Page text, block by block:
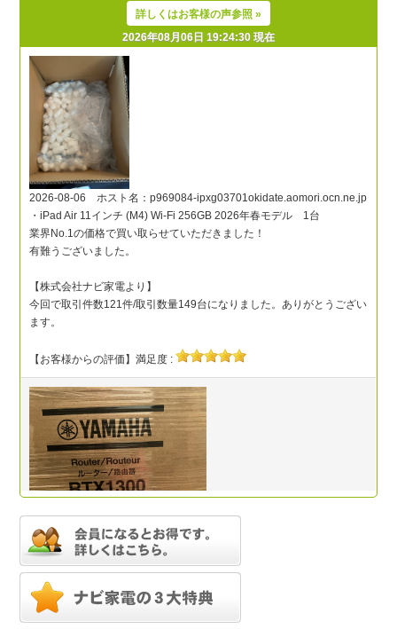
詳しくはお客様の声参照 »
2026年08月06日 19:24:30 現在